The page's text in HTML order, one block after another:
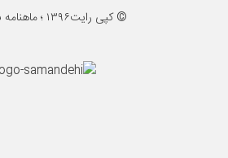
© کپی رایت۱۳۹۶ ؛